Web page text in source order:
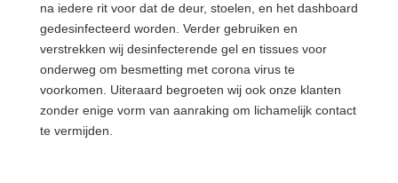
na iedere rit voor dat de deur, stoelen, en het dashboard
gedesinfecteerd worden. Verder gebruiken en
verstrekken wij desinfecterende gel en tissues voor
onderweg om besmetting met corona virus te
voorkomen. Uiteraard begroeten wij ook onze klanten
zonder enige vorm van aanraking om lichamelijk contact
te vermijden.